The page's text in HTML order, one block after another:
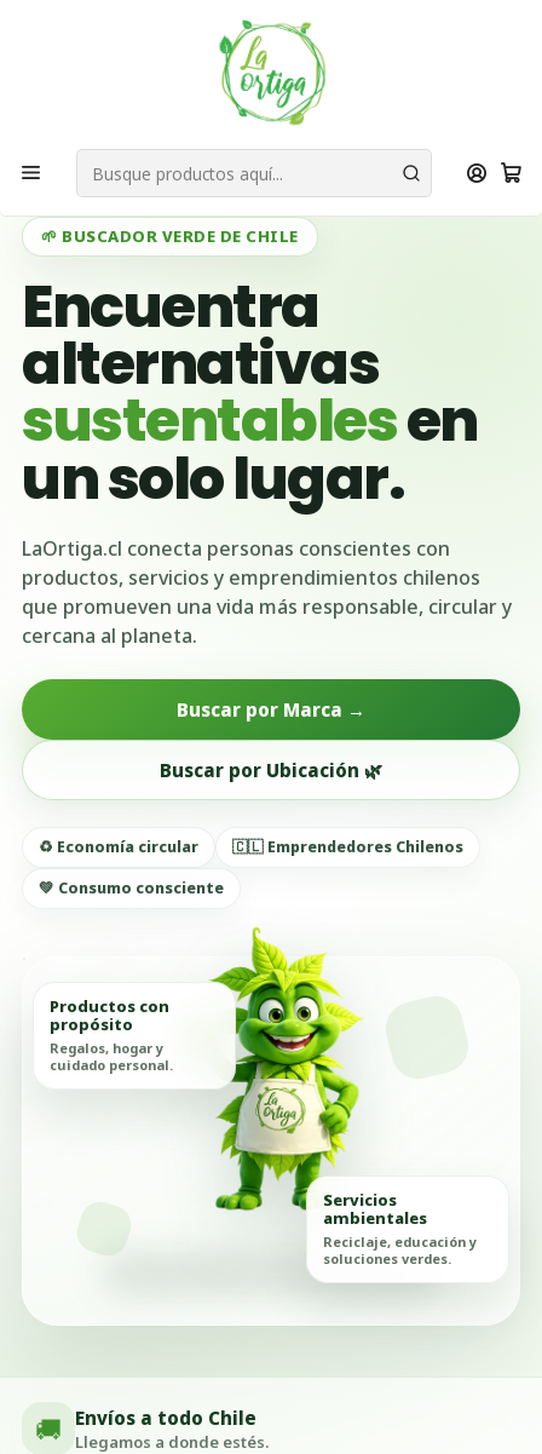
Bienvenid@s a quienes quieren un planeta más verde...
Nuestra Misión
Necesidades de Reciclaje
Necesidades de Reciclaje por Ubicación
Necesidades de Reciclaje en Región Metropolitana
Necesidad de Reciclaje Quilicura
🌱 BUSCADOR VERDE DE CHILE
Encuentra
alternativas
sustentablesen
un solo lugar.
LaOrtiga.cl conecta personas conscientes con
productos, servicios y emprendimientos chilenos
que promueven una vida más responsable, circular y
cercana al planeta.
Buscar por Marca →
Buscar por Ubicación 🌿
♻️ Economía circular
🇨🇱 Emprendedores Chilenos
💚 Consumo consciente
Productos con
propósito
Regalos, hogar y
cuidado personal.
Servicios
ambientales
Reciclaje, educación y
soluciones verdes.
🚚 Envíos a todo Chile
Llegamos a donde estés.